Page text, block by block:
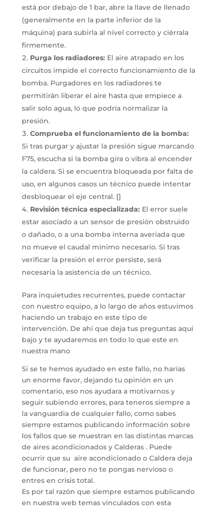
está por debajo de 1 bar, abre la llave de llenado
(generalmente en la parte inferior de la
máquina) para subirla al nivel correcto y ciérrala
firmemente.
Purga los radiadores: El aire atrapado en los
circuitos impide el correcto funcionamiento de la
bomba. Purgadores en los radiadores te
permitirán liberar el aire hasta que empiece a
salir solo agua, lo que podría normalizar la
presión.
Comprueba el funcionamiento de la bomba:
Si tras purgar y ajustar la presión sigue marcando
F75, escucha si la bomba gira o vibra al encender
la caldera. Si se encuentra bloqueada por falta de
uso, en algunos casos un técnico puede intentar
desbloquear el eje central.[]
Revisión técnica especializada: El error suele
estar asociado a un sensor de presión obstruido
o dañado, o a una bomba interna averiada que
no mueve el caudal mínimo necesario. Si tras
verificar la presión el error persiste, será
necesaria la asistencia de un técnico.
Para inquietudes recurrentes, puede contactar
con nuestro equipo, a lo largo de años estuvimos
haciendo un trabajo en este tipo de
intervención. De ahí que deja tus preguntas aquí
bajo y te ayudaremos en todo lo que este en
nuestra mano
Si se te hemos ayudado en este fallo, no harías
un enorme favor, dejando tu opinión en un
comentario, eso nos ayudara a motivarnos y
seguir subiendo errores, para teneros siempre a
la vanguardia de cualquier fallo, como sabes
siempre estamos publicando información sobre
los fallos que se muestran en las distintas marcas
de aires acondicionados y Calderas . Puede
ocurrir que su aire acondicionado o Caldera deja
de funcionar, pero no te pongas nervioso o
entres en crisis total.
Es por tal razón que siempre estamos publicando
en nuestra web temas vinculados con esta